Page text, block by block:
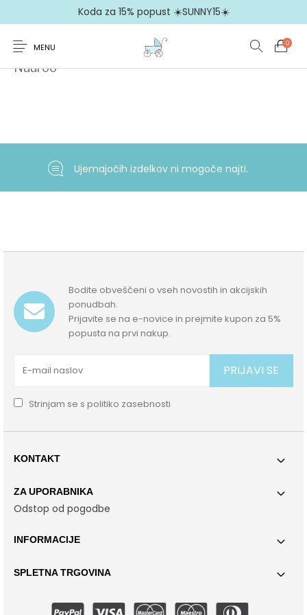
Koda za 15% popust ☀️SUNNY15☀️
MENU 0
Domov / Brands
Nuuroo
Ujemajočih izdelkov ni mogoče najti.
Bodite obveščeni o vseh novostih in akcijskih
ponudbah.
Prijavite se na e-novice in prejmite kupon za 5%
popusta na prvi nakup.
PRIJAVI SE
Strinjam se s politiko zasebnosti
KONTAKT
ZA UPORABNIKA
Odstop od pogodbe
INFORMACIJE
SPLETNA TRGOVINA